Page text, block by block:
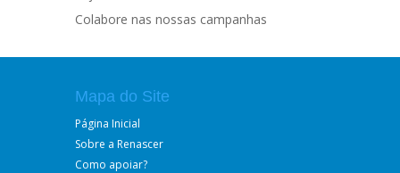
Colabore nas nossas campanhas
Mapa do Site
Página Inicial
Sobre a Renascer
Como apoiar?